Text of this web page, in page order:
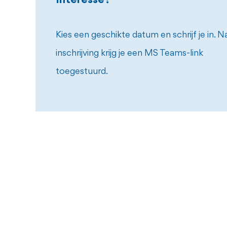
Kies een geschikte datum en schrijf je in.
inschrijving krijg je een MS Teams-link
toegestuurd.